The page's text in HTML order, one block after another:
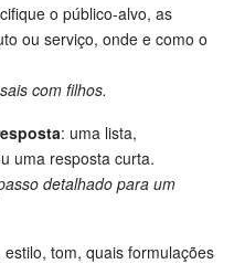
o público-alvo, as
ou serviço, onde e como o
com filhos.
: uma lista,
uma resposta curta.
detalhado para um
estilo, tom, quais formulações